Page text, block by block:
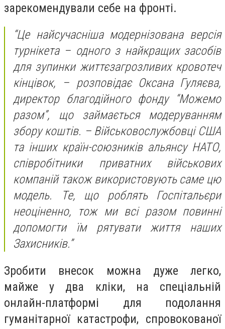
зарекомендували себе на фронті.
“Це найсучасніша модернізована версія
турнікета – одного з найкращих засобів
для зупинки життєзагрозливих кровотеч
кінцівок, – розповідає Оксана Гуляєва,
директор благодійного фонду “Можемо
разом”, що займається модеруванням
збору коштів. – Військовослужбовці США
та інших країн-союзників альянсу НАТО,
співробітники приватних військових
компаній також використовують саме цю
модель. Те, що роблять Госпітальєри
неоціненно, тож ми всі разом повинні
допомогти їм рятувати життя наших
Захисників.”
Зробити внесок можна дуже легко,
майже у два кліки, на спеціальній
онлайн-платформі для подолання
гуманітарної катастрофи, спровокованої